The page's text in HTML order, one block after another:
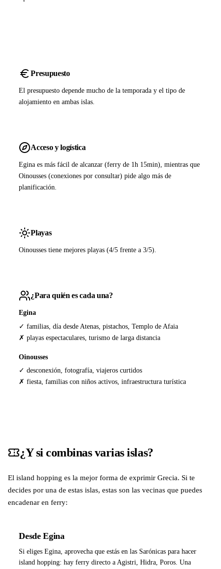
Presupuesto
El presupuesto depende mucho de la temporada y el tipo de
alojamiento en ambas islas.
Acceso y logística
Egina es más fácil de alcanzar (ferry de 1h 15min), mientras que
Oinousses (conexiones por consultar) pide algo más de
planificación.
Playas
Oinousses tiene mejores playas (4/5 frente a 3/5).
¿Para quién es cada una?
Egina
✓ familias, día desde Atenas, pistachos, Templo de Afaia
✗ playas espectaculares, turismo de larga distancia
Oinousses
✓ desconexión, fotografía, viajeros curtidos
✗ fiesta, familias con niños activos, infraestructura turística
¿Y si combinas varias islas?
El island hopping es la mejor forma de exprimir Grecia. Si te
decides por una de estas islas, estas son las vecinas que puedes
encadenar en ferry:
Desde Egina
Si eliges Egina, aprovecha que estás en las Sarónicas para hacer
island hopping: hay ferry directo a Agistri, Hidra, Poros. Una